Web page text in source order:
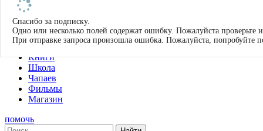
О нас
Журнал
Книги
Школа
Чапаев
Фильмы
Магазин
помочь
Спасибо за подписку.
Одно или несколько полей содержат ошибку. Пожалуйста проверьте
При отправке запроса произошла ошибка. Пожалуйста, попробуйте